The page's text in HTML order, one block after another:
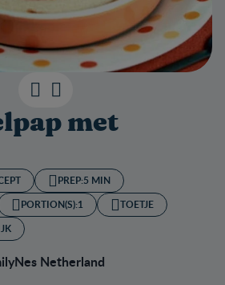
met
PREP:5 MIN
PORTION(S):1
TOETJE
Netherland